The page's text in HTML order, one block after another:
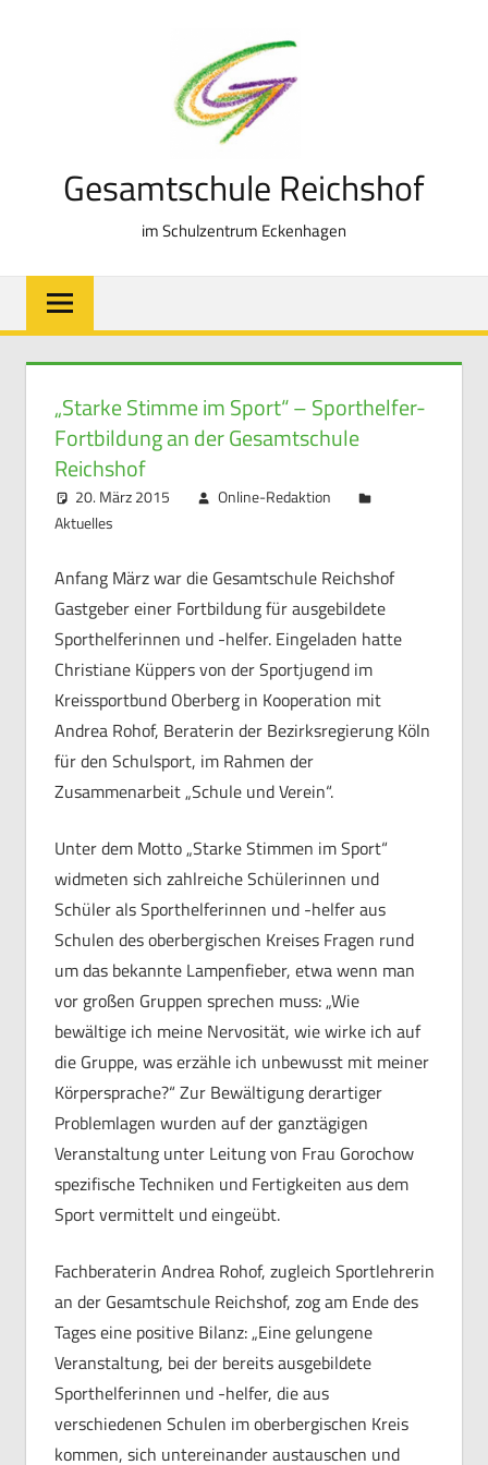
Gesamtschule Reichshof
im Schulzentrum Eckenhagen
„Starke Stimme im Sport“ – Sporthelfer-
Fortbildung an der Gesamtschule
Reichshof
20. März 2015
Online-Redaktion
Aktuelles
Anfang März war die Gesamtschule Reichshof
Gastgeber einer Fortbildung für ausgebildete
Sporthelferinnen und -helfer. Eingeladen hatte
Christiane Küppers von der Sportjugend im
Kreissportbund Oberberg in Kooperation mit
Andrea Rohof, Beraterin der Bezirksregierung Köln
für den Schulsport, im Rahmen der
Zusammenarbeit „Schule und Verein“.
Unter dem Motto „Starke Stimmen im Sport“
widmeten sich zahlreiche Schülerinnen und
Schüler als Sporthelferinnen und -helfer aus
Schulen des oberbergischen Kreises Fragen rund
um das bekannte Lampenfieber, etwa wenn man
vor großen Gruppen sprechen muss: „Wie
bewältige ich meine Nervosität, wie wirke ich auf
die Gruppe, was erzähle ich unbewusst mit meiner
Körpersprache?“ Zur Bewältigung derartiger
Problemlagen wurden auf der ganztägigen
Veranstaltung unter Leitung von Frau Gorochow
spezifische Techniken und Fertigkeiten aus dem
Sport vermittelt und eingeübt.
Fachberaterin Andrea Rohof, zugleich Sportlehrerin
an der Gesamtschule Reichshof, zog am Ende des
Tages eine positive Bilanz: „Eine gelungene
Veranstaltung, bei der bereits ausgebildete
Sporthelferinnen und -helfer, die aus
verschiedenen Schulen im oberbergischen Kreis
kommen, sich untereinander austauschen und